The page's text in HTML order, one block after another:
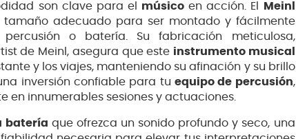
son clave para el músico en acción. El
Meinl
tamaño adecuado para ser montado y fácilmente
o batería. Su fabricación meticulosa,
de Meinl, asegura que este instrumento musical
y los viajes, manteniendo su afinación y su brillo
inversión confiable para tu equipo de percusión,
en innumerables sesiones y actuaciones.
batería que ofrezca un sonido profundo y seco, una